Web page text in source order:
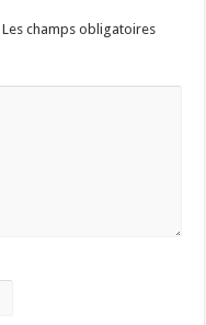
Les champs obligatoires